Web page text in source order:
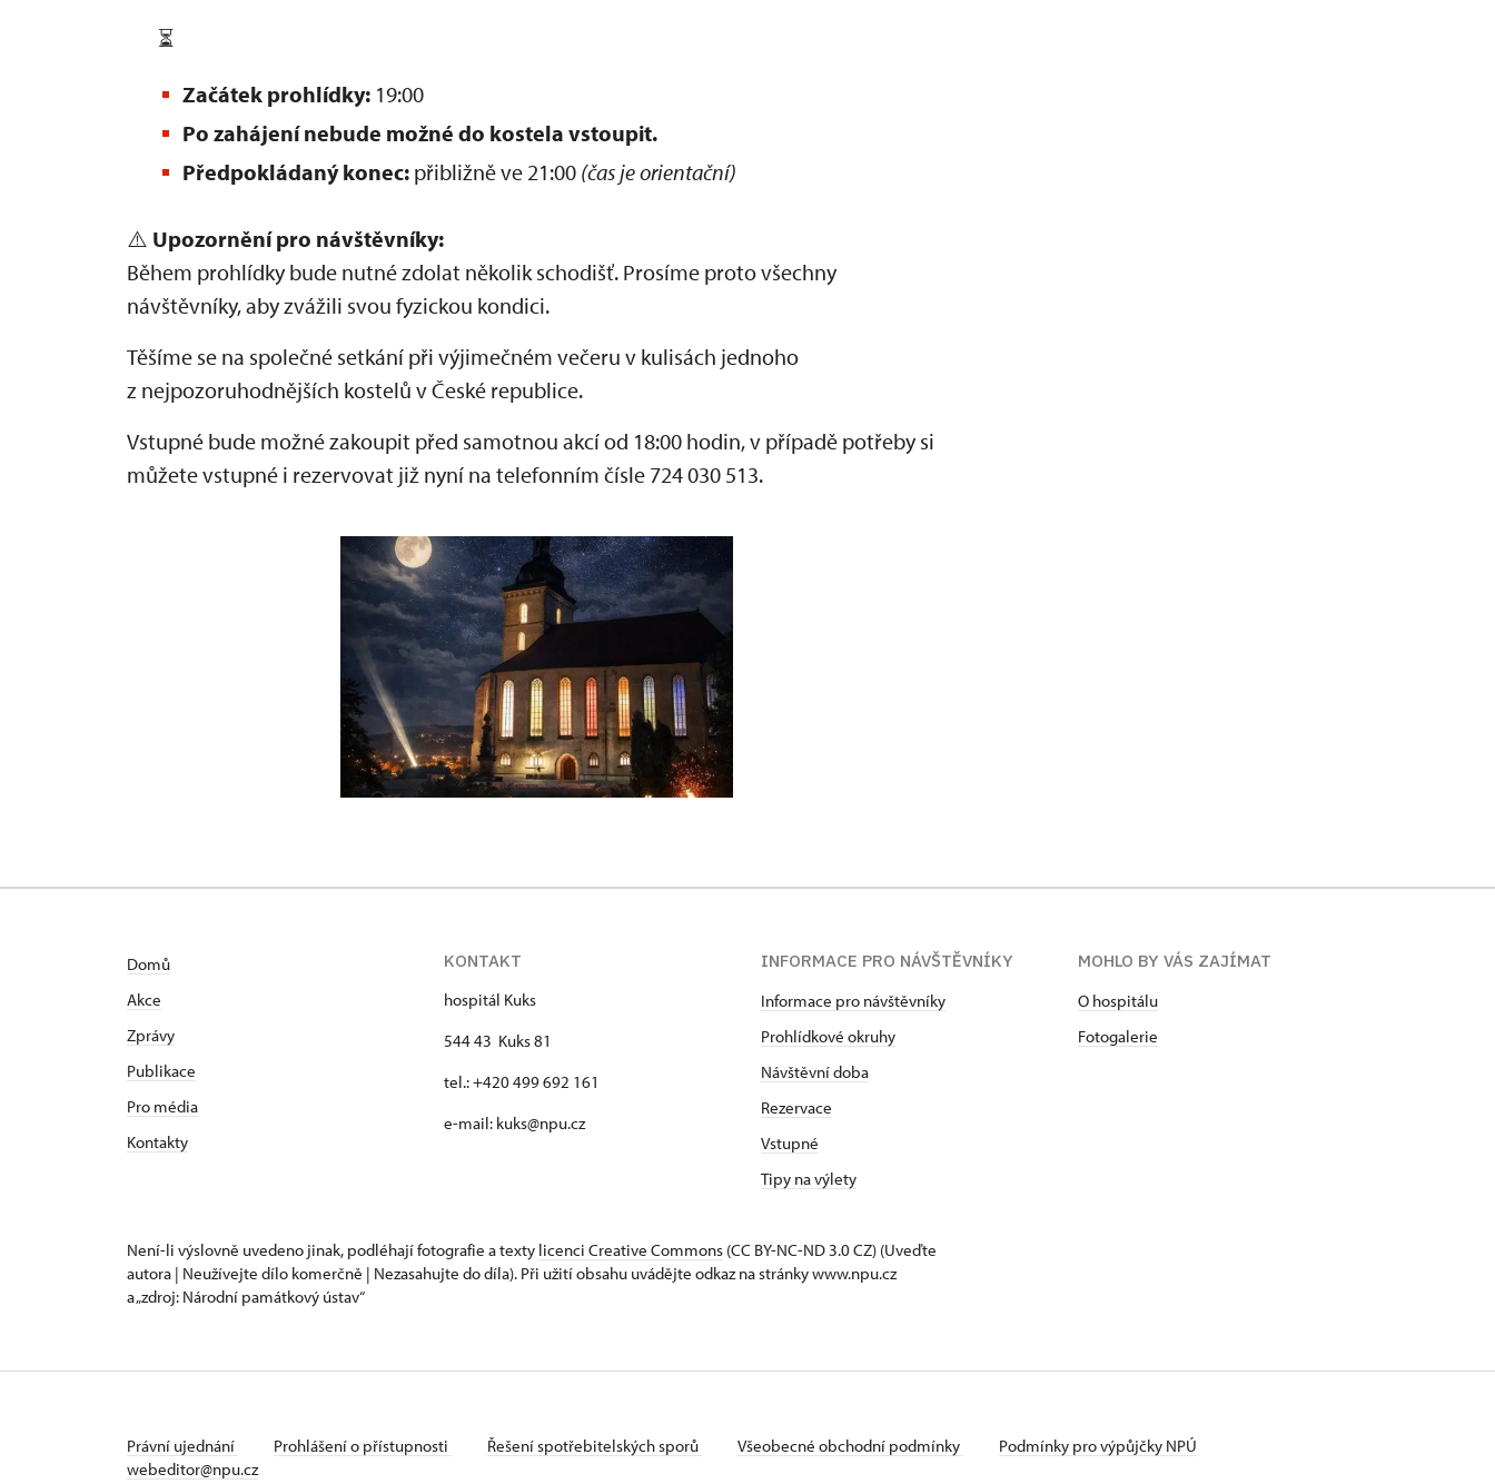
⏳
Začátek prohlídky: 19:00
Po zahájení nebude možné do kostela vstoupit.
Předpokládaný konec: přibližně ve 21:00 (čas je orientační)
⚠️ Upozornění pro návštěvníky:
Během prohlídky bude nutné zdolat několik schodišť. Prosíme proto všechny
návštěvníky, aby zvážili svou fyzickou kondici.
Těšíme se na společné setkání při výjimečném večeru v kulisách jednoho
z nejpozoruhodnějších kostelů v České republice.
Vstupné bude možné zakoupit před samotnou akcí od 18:00 hodin, v případě potřeby si
můžete vstupné i rezervovat již nyní na telefonním čísle 724 030 513.
Domů
Akce
Zprávy
Publikace
Pro média
Kontakty
KONTAKT
hospitál Kuks
544 43 Kuks 81
tel.: +420 499 692 161
e-mail: kuks@npu.cz
INFORMACE PRO NÁVŠTĚVNÍKY
Informace pro návštěvníky
Prohlídkové okruhy
Návštěvní doba
Rezervace
Vstupné
Tipy na výlety
MOHLO BY VÁS ZAJÍMAT
O hospitálu
Fotogalerie
Není-li výslovně uvedeno jinak, podléhají fotografie a texty licenci Creative Commons (CC BY-NC-ND 3.0 CZ) (Uveďte
autora | Neužívejte dílo komerčně | Nezasahujte do díla). Při užití obsahu uvádějte odkaz na stránky www.npu.cz
a „zdroj: Národní památkový ústav“
Právní ujednání Prohlášení o přístupnosti Řešení spotřebitelských sporů Všeobecné obchodní podmínky
Podmínky pro výpůjčky NPÚ
webeditor@npu.cz